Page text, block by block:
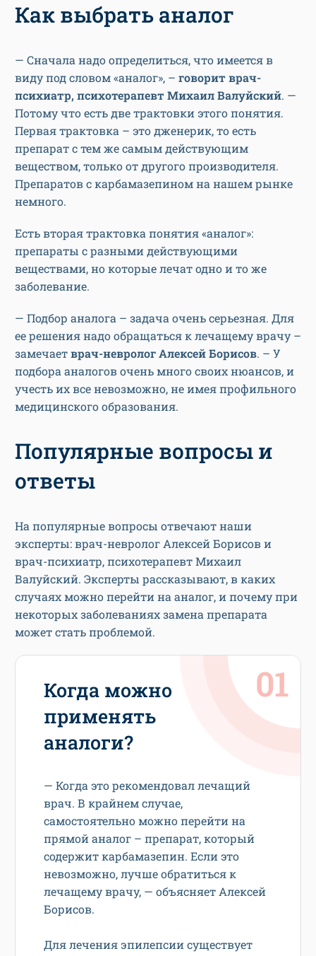
Как выбрать аналог
— Сначала надо определиться, что имеется в
виду под словом «аналог», – говорит врач-
психиатр, психотерапевт Михаил Валуйский. —
Потому что есть две трактовки этого понятия.
Первая трактовка – это дженерик, то есть
препарат с тем же самым действующим
веществом, только от другого производителя.
Препаратов с карбамазепином на нашем рынке
немного.
Есть вторая трактовка понятия «аналог»:
препараты с разными действующими
веществами, но которые лечат одно и то же
заболевание.
— Подбор аналога – задача очень серьезная. Для
ее решения надо обращаться к лечащему врачу –
замечаетврач-невролог Алексей Борисов. – У
подбора аналогов очень много своих нюансов, и
учесть их все невозможно, не имея профильного
медицинского образования.
Популярные вопросы и
ответы
На популярные вопросы отвечают наши
эксперты: врач-невролог Алексей Борисов и
врач-психиатр, психотерапевт Михаил
Валуйский. Эксперты рассказывают, в каких
случаях можно перейти на аналог, и почему при
некоторых заболеваниях замена препарата
может стать проблемой.
Когда можно
применять
аналоги?
— Когда это рекомендовал лечащий
врач. В крайнем случае,
самостоятельно можно перейти на
прямой аналог – препарат, который
содержит карбамазепин. Если это
невозможно, лучше обратиться к
лечащему врачу, — объясняет Алексей
Борисов.
Для лечения эпилепсии существует